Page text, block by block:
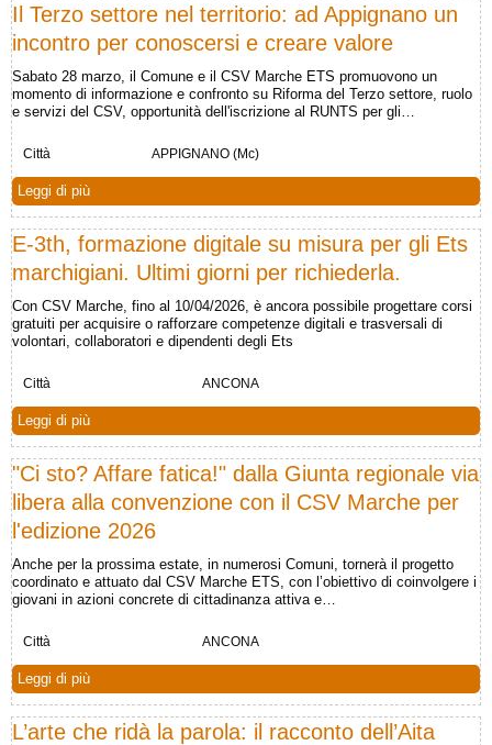
Il Terzo settore nel territorio: ad Appignano un
incontro per conoscersi e creare valore
Sabato 28 marzo, il Comune e il CSV Marche ETS promuovono un
momento di informazione e confronto su Riforma del Terzo settore, ruolo
e servizi del CSV, opportunità dell'iscrizione al RUNTS per gli…
Città APPIGNANO (Mc)
Leggi di più
E-3th, formazione digitale su misura per gli Ets
marchigiani. Ultimi giorni per richiederla.
Con CSV Marche, fino al 10/04/2026, è ancora possibile progettare corsi
gratuiti per acquisire o rafforzare competenze digitali e trasversali di
volontari, collaboratori e dipendenti degli Ets
Città ANCONA
Leggi di più
"Ci sto? Affare fatica!" dalla Giunta regionale via
libera alla convenzione con il CSV Marche per
l'edizione 2026
Anche per la prossima estate, in numerosi Comuni, tornerà il progetto
coordinato e attuato dal CSV Marche ETS, con l’obiettivo di coinvolgere i
giovani in azioni concrete di cittadinanza attiva e…
Città ANCONA
Leggi di più
L’arte che ridà la parola: il racconto dell’Aita